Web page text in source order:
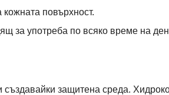
повърхност.
за употреба по всяко време на
защитена среда.